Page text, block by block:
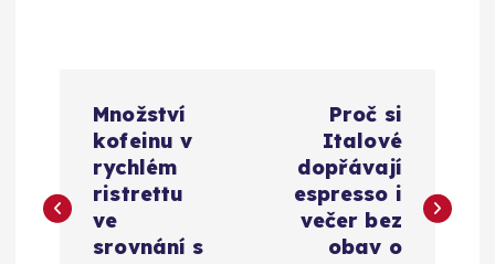
v
Množství
kofeinu v
rychlém
ristrettu
ve
srovnání s
Proč si
Italové
dopřávají
espresso i
večer bez
obav o